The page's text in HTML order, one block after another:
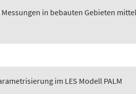
in bebauten Gebieten
im LES Modell PALM